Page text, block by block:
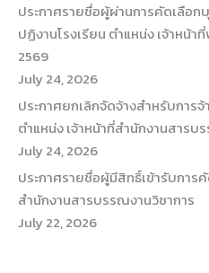
ประกาศรายชื่อผู้ผ่านการคัดเลือก
ปฏิงานโรงเรียน ตำแหน่ง เจ้าหน้
2569
July 24, 2026
ประกาศยกเลิกจัดจ้างสำหรับการจ้
ตำแหน่ง เจ้าหน้าที่สำนักงานสารบ
July 24, 2026
ประกาศรายชื่อผู้มีสิทธิ์เข้ารับการ
สำนักงานสารบรรณงานวิชาการ
July 22, 2026